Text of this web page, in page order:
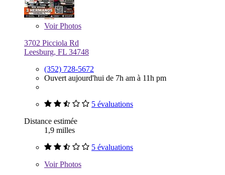
VoirPhotos
3702 Picciola Rd
Leesburg, FL 34748
(352) 728-5672
Ouvert aujourd'hui de 7h am à 11h pm
5 évaluations
Distance estimée
1,9 milles
5 évaluations
VoirPhotos